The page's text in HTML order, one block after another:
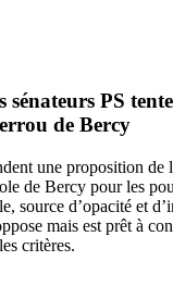
sénateurs PS
de Bercy
une proposition de
de Bercy pour les
source d’opacité et
mais est prêt à
critères.